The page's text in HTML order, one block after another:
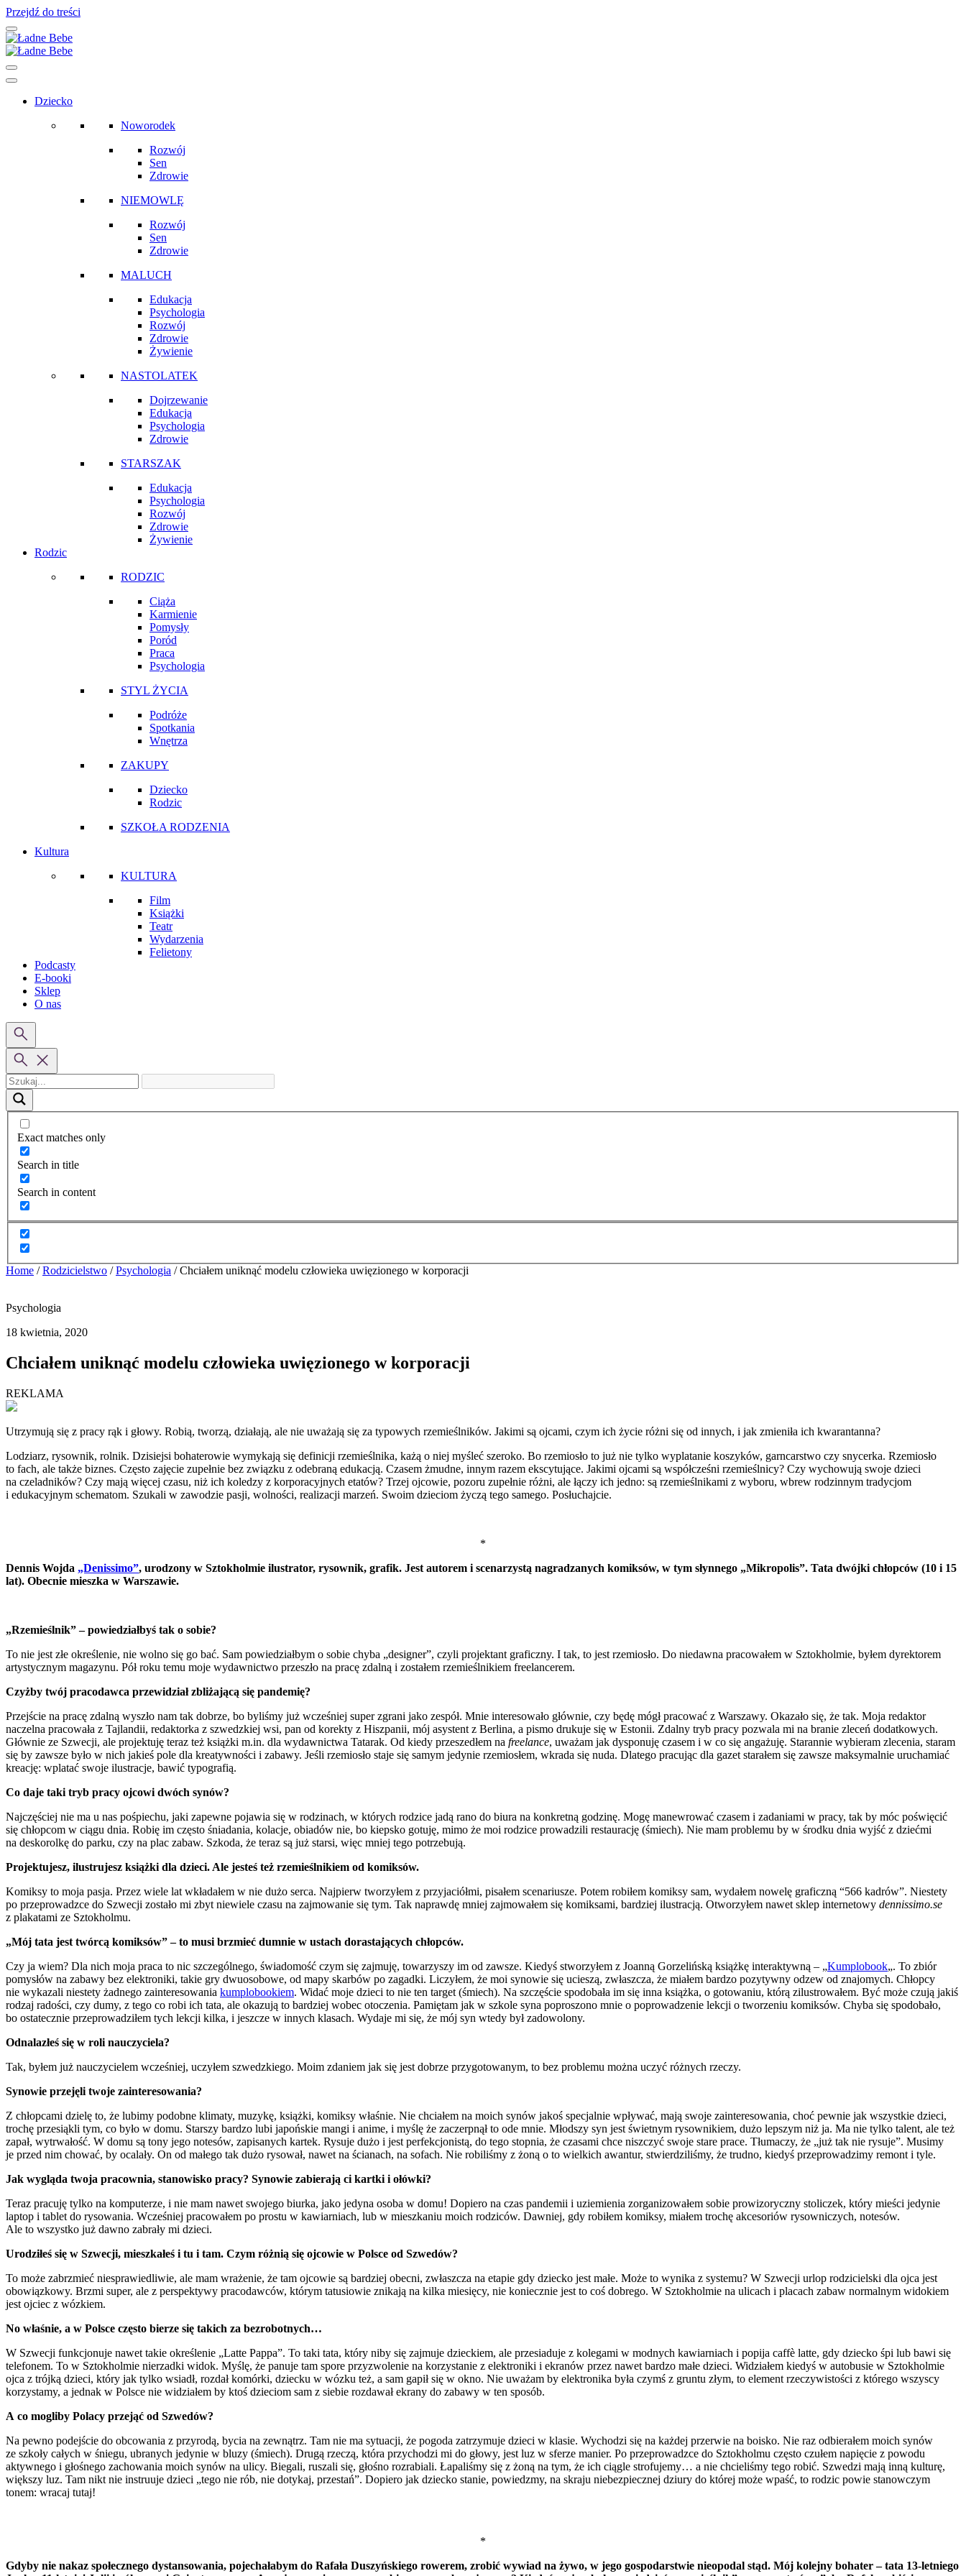
Przejdź do treści
Main
Navigation
Dziecko
Noworodek
Rozwój
Sen
Zdrowie
NIEMOWLĘ
Rozwój
Sen
Zdrowie
MALUCH
Edukacja
Psychologia
Rozwój
Zdrowie
Żywienie
NASTOLATEK
Dojrzewanie
Edukacja
Psychologia
Zdrowie
STARSZAK
Edukacja
Psychologia
Rozwój
Zdrowie
Żywienie
Rodzic
RODZIC
Ciąża
Karmienie
Pomysły
Poród
Praca
Psychologia
STYL ŻYCIA
Podróże
Spotkania
Wnętrza
ZAKUPY
Dziecko
Rodzic
SZKOŁA RODZENIA
Kultura
KULTURA
Film
Książki
Teatr
Wydarzenia
Felietony
Podcasty
E-booki
Sklep
O nas
Exact matches only
Search in title
Search in content
Home / Rodzicielstwo / Psychologia / Chciałem uniknąć modelu człowieka uwięzionego w korporacji
Psychologia
18 kwietnia, 2020
Chciałem uniknąć modelu człowieka uwięzionego w korporacji
REKLAMA
Utrzymują się z pracy rąk i głowy. Robią, tworzą, działają, ale nie uważają się za typowych rzemieślników. Jakimi są ojcami, czym ich życie różni się od innych, i jak zmieniła ich kwarantanna?
Lodziarz, rysownik, rolnik. Dzisiejsi bohaterowie wymykają się definicji rzemieślnika, każą o niej myśleć szeroko. Bo rzemiosło to już nie tylko wyplatanie koszyków, garncarstwo czy snycerka. Rzemiosło
to fach, ale także biznes. Często zajęcie zupełnie bez związku z odebraną edukacją. Czasem żmudne, innym razem ekscytujące. Jakimi ojcami są współcześni rzemieślnicy? Czy wychowują swoje dzieci
na czeladników? Czy mają więcej czasu, niż ich koledzy z korporacyjnych etatów? Trzej ojcowie, pozoru zupełnie różni, ale łączy ich jedno: są rzemieślnikami z wyboru, wbrew rodzinnym tradycjom
i edukacyjnym schematom. Szukali w zawodzie pasji, wolności, realizacji marzeń. Swoim dzieciom życzą tego samego. Posłuchajcie.
*
Dennis Wojda „Denissimo”, urodzony w Sztokholmie ilustrator, rysownik, grafik. Jest autorem i scenarzystą nagradzanych komiksów, w tym słynnego „Mikropolis”. Tata dwójki chłopców (10 i 15
lat). Obecnie mieszka w Warszawie.
„Rzemieślnik” – powiedziałbyś tak o sobie?
To nie jest złe określenie, nie wolno się go bać. Sam powiedziałbym o sobie chyba „designer”, czyli projektant graficzny. I tak, to jest rzemiosło. Do niedawna pracowałem w Sztokholmie, byłem dyrektorem
artystycznym magazynu. Pół roku temu moje wydawnictwo przeszło na pracę zdalną i zostałem rzemieślnikiem freelancerem.
Czyżby twój pracodawca przewidział zbliżającą się pandemię?
Przejście na pracę zdalną wyszło nam tak dobrze, bo byliśmy już wcześniej super zgrani jako zespół. Mnie interesowało głównie, czy będę mógł pracować z Warszawy. Okazało się, że tak. Moja redaktor
naczelna pracowała z Tajlandii, redaktorka z szwedzkiej wsi, pan od korekty z Hiszpanii, mój asystent z Berlina, a pismo drukuje się w Estonii. Zdalny tryb pracy pozwala mi na branie zleceń dodatkowych.
Głównie ze Szwecji, ale projektuję teraz też książki m.in. dla wydawnictwa Tatarak. Od kiedy przeszedłem na freelance, uważam jak dysponuję czasem i w co się angażuję. Starannie wybieram zlecenia, staram
się by zawsze było w nich jakieś pole dla kreatywności i zabawy. Jeśli rzemiosło staje się samym jedynie rzemiosłem, wkrada się nuda. Dlatego pracując dla gazet starałem się zawsze maksymalnie uruchamiać
kreację: wplatać swoje ilustracje, bawić typografią.
Co daje taki tryb pracy ojcowi dwóch synów?
Najczęściej nie ma u nas pośpiechu, jaki zapewne pojawia się w rodzinach, w których rodzice jadą rano do biura na konkretną godzinę. Mogę manewrować czasem i zadaniami w pracy, tak by móc poświęcić
się chłopcom w ciągu dnia. Robię im często śniadania, kolacje, obiadów nie, bo kiepsko gotuję, mimo że moi rodzice prowadzili restaurację (śmiech). Nie mam problemu by w środku dnia wyjść z dziećmi
na deskorolkę do parku, czy na plac zabaw. Szkoda, że teraz są już starsi, więc mniej tego potrzebują.
Projektujesz, ilustrujesz książki dla dzieci. Ale jesteś też rzemieślnikiem od komiksów.
Komiksy to moja pasja. Przez wiele lat wkładałem w nie dużo serca. Najpierw tworzyłem z przyjaciółmi, pisałem scenariusze. Potem robiłem komiksy sam, wydałem nowelę graficzną “566 kadrów”. Niestety
po przeprowadzce do Szwecji zostało mi zbyt niewiele czasu na zajmowanie się tym. Tak naprawdę mniej zajmowałem się komiksami, bardziej ilustracją. Otworzyłem nawet sklep internetowy dennissimo.se
z plakatami ze Sztokholmu.
„Mój tata jest twórcą komiksów” – to musi brzmieć dumnie w ustach dorastających chłopców.
Czy ja wiem? Dla nich moja praca to nic szczególnego, świadomość czym się zajmuję, towarzyszy im od zawsze. Kiedyś stworzyłem z Joanną Gorzelińską książkę interaktywną – „Kumplobook„. To zbiór
pomysłów na zabawy bez elektroniki, takie gry dwuosobowe, od mapy skarbów po zagadki. Liczyłem, że moi synowie się ucieszą, zwłaszcza, że miałem bardzo pozytywny odzew od znajomych. Chłopcy
nie wykazali niestety żadnego zainteresowania kumplobookiem. Widać moje dzieci to nie ten target (śmiech). Na szczęście spodobała im się inna książka, o gotowaniu, którą zilustrowałem. Być może czują jakiś
rodzaj radości, czy dumy, z tego co robi ich tata, ale okazują to bardziej wobec otoczenia. Pamiętam jak w szkole syna poproszono mnie o poprowadzenie lekcji o tworzeniu komiksów. Chyba się spodobało,
bo ostatecznie przeprowadziłem tych lekcji kilka, i jeszcze w innych klasach. Wydaje mi się, że mój syn wtedy był zadowolony.
Odnalazłeś się w roli nauczyciela?
Tak, byłem już nauczycielem wcześniej, uczyłem szwedzkiego. Moim zdaniem jak się jest dobrze przygotowanym, to bez problemu można uczyć różnych rzeczy.
Synowie przejęli twoje zainteresowania?
Z chłopcami dzielę to, że lubimy podobne klimaty, muzykę, książki, komiksy właśnie. Nie chciałem na moich synów jakoś specjalnie wpływać, mają swoje zainteresowania, choć pewnie jak wszystkie dzieci,
trochę przesiąkli tym, co było w domu. Starszy bardzo lubi japońskie mangi i anime, i myślę że zaczerpnął to ode mnie. Młodszy syn jest świetnym rysownikiem, dużo lepszym niż ja. Ma nie tylko talent, ale też
zapał, wytrwałość. W domu są tony jego notesów, zapisanych kartek. Rysuje dużo i jest perfekcjonistą, do tego stopnia, że czasami chce niszczyć swoje stare prace. Tłumaczy, że „już tak nie rysuje”. Musimy
je przed nim chować, by ocalały. On od małego tak dużo rysował, nawet na ścianach, na sofach. Nie robiliśmy z żoną o to wielkich awantur, stwierdziliśmy, że trudno, kiedyś przeprowadzimy remont i tyle.
Jak wygląda twoja pracownia, stanowisko pracy? Synowie zabierają ci kartki i ołówki?
Teraz pracuję tylko na komputerze, i nie mam nawet swojego biurka, jako jedyna osoba w domu! Dopiero na czas pandemii i uziemienia zorganizowałem sobie prowizoryczny stoliczek, który mieści jedynie
laptop i tablet do rysowania. Wcześniej pracowałem po prostu w kawiarniach, lub w mieszkaniu moich rodziców. Dawniej, gdy robiłem komiksy, miałem trochę akcesoriów rysowniczych, notesów.
Ale to wszystko już dawno zabrały mi dzieci.
Urodziłeś się w Szwecji, mieszkałeś i tu i tam. Czym różnią się ojcowie w Polsce od Szwedów?
To może zabrzmieć niesprawiedliwie, ale mam wrażenie, że tam ojcowie są bardziej obecni, zwłaszcza na etapie gdy dziecko jest małe. Może to wynika z systemu? W Szwecji urlop rodzicielski dla ojca jest
obowiązkowy. Brzmi super, ale z perspektywy pracodawców, którym tatusiowie znikają na kilka miesięcy, nie koniecznie jest to coś dobrego. W Sztokholmie na ulicach i placach zabaw normalnym widokiem
jest ojciec z wózkiem.
No właśnie, a w Polsce często bierze się takich za bezrobotnych…
W Szwecji funkcjonuje nawet takie określenie „Latte Pappa”. To taki tata, który niby się zajmuje dzieckiem, ale przesiaduje z kolegami w modnych kawiarniach i popija caffè latte, gdy dziecko śpi lub bawi się
telefonem. To w Sztokholmie nierzadki widok. Myślę, że panuje tam spore przyzwolenie na korzystanie z elektroniki i ekranów przez nawet bardzo małe dzieci. Widziałem kiedyś w autobusie w Sztokholmie
ojca z trójką dzieci, który jak tylko wsiadł, rozdał komórki, dziecku w wózku też, a sam gapił się w okno. Nie uważam by elektronika była czymś z gruntu złym, to element rzeczywistości z którego wszyscy
korzystamy, a jednak w Polsce nie widziałem by ktoś dzieciom sam z siebie rozdawał ekrany do zabawy w ten sposób.
A co mogliby Polacy przejąć od Szwedów?
Na pewno podejście do obcowania z przyrodą, bycia na zewnątrz. Tam nie ma sytuacji, że pogoda zatrzymuje dzieci w klasie. Wychodzi się na każdej przerwie na boisko. Nie raz odbierałem moich synów
ze szkoły całych w śniegu, ubranych jedynie w bluzy (śmiech). Drugą rzeczą, która przychodzi mi do głowy, jest luz w sferze manier. Po przeprowadzce do Sztokholmu często czułem napięcie z powodu
aktywnego i głośnego zachowania moich synów na ulicy. Biegali, ruszali się, głośno rozrabiali. Łapaliśmy się z żoną na tym, że ich ciągle strofujemy… a nie chcieliśmy tego robić. Szwedzi mają inną kulturę,
większy luz. Tam nikt nie instruuje dzieci „tego nie rób, nie dotykaj, przestań”. Dopiero jak dziecko stanie, powiedzmy, na skraju niebezpiecznej dziury do której może wpaść, to rodzic powie stanowczym
tonem: wracaj tutaj!
*
Gdyby nie nakaz społecznego dystansowania, pojechałabym do Rafała Duszyńskiego rowerem, zrobić wywiad na żywo, w jego gospodarstwie nieopodal stąd. Mój kolejny bohater – tata 13-letniego